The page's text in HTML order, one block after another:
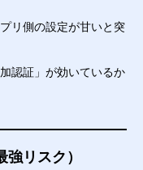
リ側の設定が甘いと突
認証」が効いているか
リスク）